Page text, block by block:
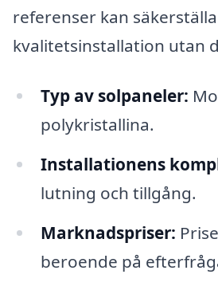
referenser kan
kvalitetsinstallation utan
Typ av solpaneler:
polykristallina.
Installationens
lutning och tillgång.
Marknadspriser:
beroende på